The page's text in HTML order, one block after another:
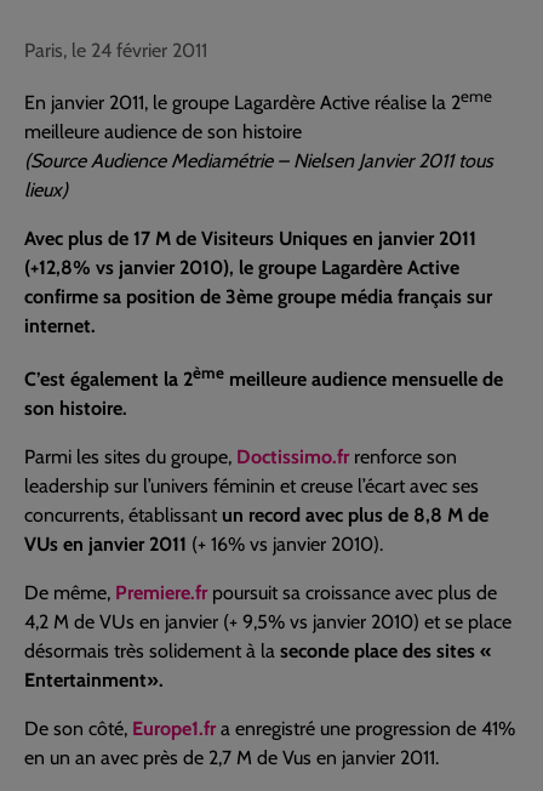
Paris, le 24 février 2011
En janvier 2011, le groupe Lagardère Active réalise la 2eme
meilleure audience de son histoire
(Source Audience Mediamétrie – Nielsen Janvier 2011 tous
lieux)
Avec plus de 17 M de Visiteurs Uniques en janvier 2011
(+12,8% vs janvier 2010), le groupe Lagardère Active
confirme sa position de 3ème groupe média français sur
internet.
C’est également la 2ème meilleure audience mensuelle de
son histoire.
Parmi les sites du groupe, Doctissimo.frrenforce son
leadership sur l’univers féminin et creuse l’écart avec ses
concurrents, établissant un record avec plus de 8,8 M de
VUs en janvier 2011 (+ 16% vs janvier 2010).
De même, Premiere.frpoursuit sa croissance avec plus de
4,2 M de VUs en janvier (+ 9,5% vs janvier 2010) et se place
désormais très solidement à la seconde place des sites «
Entertainment».
De son côté, Europe1.fra enregistré une progression de 41%
en un an avec près de 2,7 M de Vus en janvier 2011.